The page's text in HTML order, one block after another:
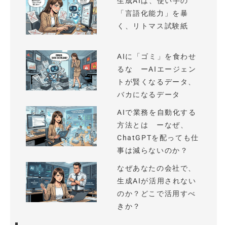
「言語化能力」を暴
く、リトマス試験紙
AIに「ゴミ」を食わせ
るな ーAIエージェン
トが賢くなるデータ、
バカになるデータ
AIで業務を自動化する
方法とは ーなぜ、
ChatGPTを配っても仕
事は減らないのか？
なぜあなたの会社で、
生成AIが活用されない
のか？どこで活用すべ
きか？